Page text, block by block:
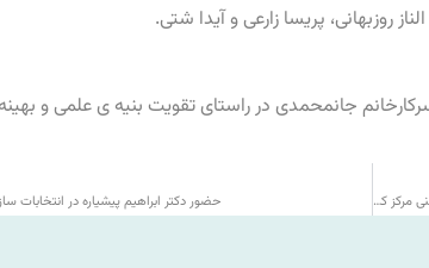
روزبهانی، پریسا زارعی و آیدا شتی.
جانمحمدی در راستای تقویت بنیه ی علمی و
انتصاب سرکار خانم شیوا جانمحمدی به سرپرستی بخش کاردرمانی آموزشی-ذهنی مرکز کاردرمانی رشد حضور دکتر ابراهیم پیشیاره در انتخابات